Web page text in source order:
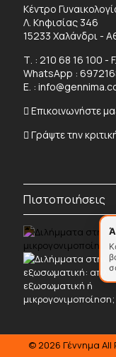
Κέντρο
Λ. Κηφισίας 346
15233 Χαλάνδρι -
Τ. : 210 68 16 100 -
WhatsApp :
Ε. :
Επικοινωνήστε
Γράψτε την
Πιστοποιήσεις
© 2026 Γέννημα All